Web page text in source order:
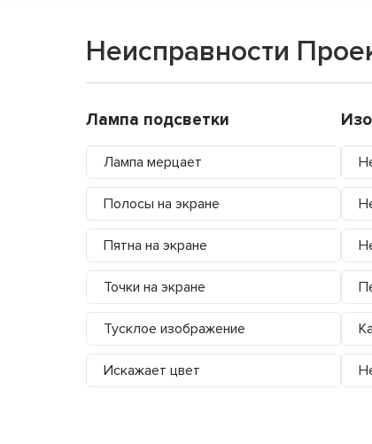
Неисправности
Лампа подсветки
Лампа мерцает
Полосы на экране
Пятна на экране
Точки на экране
Тусклое изображение
Искажает цвет